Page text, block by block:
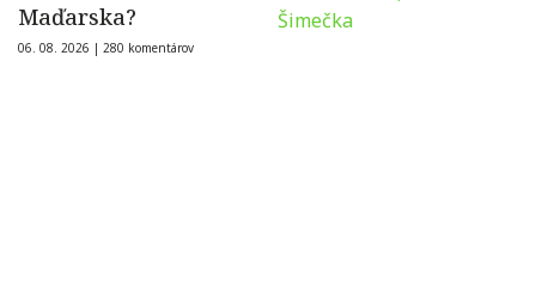
Maďarska?
06. 08. 2026 | 280 komentárov